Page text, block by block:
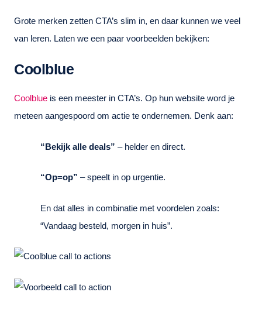
Grote merken zetten CTA’s slim in, en daar kunnen we veel
van leren. Laten we een paar voorbeelden bekijken:
Coolblue
Coolblue is een meester in CTA’s. Op hun website word je
meteen aangespoord om actie te ondernemen. Denk aan:
“Bekijk alle deals” – helder en direct.
“Op=op” – speelt in op urgentie.
En dat alles in combinatie met voordelen zoals:
“Vandaag besteld, morgen in huis”.